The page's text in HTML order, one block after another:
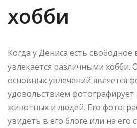
хобби
Когда у Дениса есть
увлекается различными хобби.
основных увлечений является
удовольствием
животных и людей. Его
увидеть в его блоге или на его